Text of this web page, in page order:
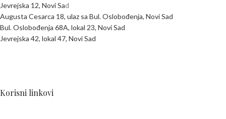
Jevrejska 12, Novi Sad
Augusta Cesarca 18, ulaz sa Bul. Oslobođenja, Novi Sad
Bul. Oslobođenja 68A, lokal 23, Novi Sad
Jevrejska 42, lokal 47, Novi Sad
Korisni linkovi